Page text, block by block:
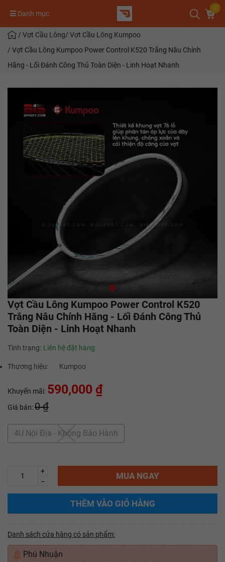
Danh mục
0
/ Vợt Cầu Lông/ Vợt Cầu Lông Kumpoo
/ Vợt Cầu Lông Kumpoo Power Control K520 Trắng Nâu Chính
Hãng - Lối Đánh Công Thủ Toàn Diện - Linh Hoạt Nhanh
Vợt Cầu Lông Kumpoo Power Control K520
Trắng Nâu Chính Hãng - Lối Đánh Công Thủ
Toàn Diện - Linh Hoạt Nhanh
Tình trạng: Liên hệ đặt hàng
Thương hiệu: Kumpoo
Khuyến mãi: 590,000 ₫
Giá bán:0 ₫
4U Nội Địa - Không Bảo Hành
+
–
MUA NGAY
THÊM VÀO GIỎ HÀNG
Danh sách cửa hàng có sản phẩm:
Phú Nhuận